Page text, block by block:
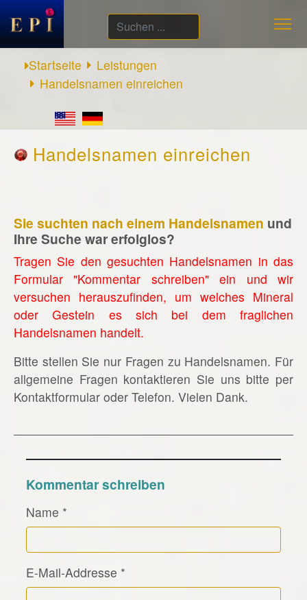
Suchen
...
Startseite
Leistungen
Handelsnamen einreichen
Handelsnamen einreichen
Sie suchten nach einem Handelsnamen und
Ihre Suche war erfolglos?
Tragen Sie den gesuchten Handelsnamen in das
Formular "Kommentar schreiben" ein und wir
versuchen herauszufinden, um welches Mineral
oder Gestein es sich bei dem fraglichen
Handelsnamen handelt.
Bitte stellen Sie nur Fragen zu Handelsnamen. Für
allgemeine Fragen kontaktieren Sie uns bitte per
Kontaktformular oder Telefon. Vielen Dank.
Kommentar schreiben
Name *
E-Mail-Addresse *